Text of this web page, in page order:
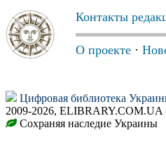
Контакты
О проекте ·
Цифровая библиотека
2009-2026, ELIBRARY.COM.UA
Сохраняя наследие Украины